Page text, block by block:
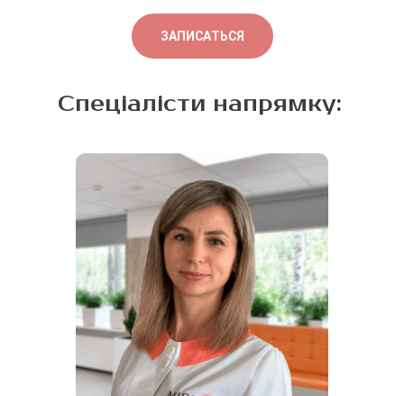
ЗАПИСАТЬСЯ
Спеціалісти напрямку: